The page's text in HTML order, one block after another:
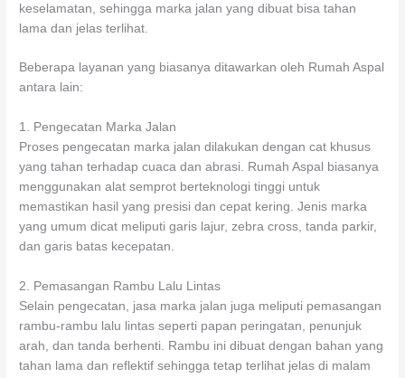
keselamatan, sehingga marka jalan yang dibuat bisa tahan
lama dan jelas terlihat.
Beberapa layanan yang biasanya ditawarkan oleh Rumah Aspal
antara lain:
1. Pengecatan Marka Jalan
Proses pengecatan marka jalan dilakukan dengan cat khusus
yang tahan terhadap cuaca dan abrasi. Rumah Aspal biasanya
menggunakan alat semprot berteknologi tinggi untuk
memastikan hasil yang presisi dan cepat kering. Jenis marka
yang umum dicat meliputi garis lajur, zebra cross, tanda parkir,
dan garis batas kecepatan.
2. Pemasangan Rambu Lalu Lintas
Selain pengecatan, jasa marka jalan juga meliputi pemasangan
rambu-rambu lalu lintas seperti papan peringatan, penunjuk
arah, dan tanda berhenti. Rambu ini dibuat dengan bahan yang
tahan lama dan reflektif sehingga tetap terlihat jelas di malam